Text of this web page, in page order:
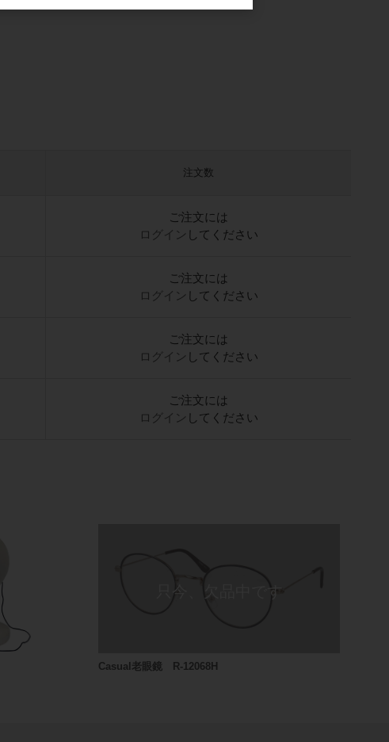
注文数
ご注文には
ログイン してください
ご注文には
ログイン してください
ご注文には
ログイン してください
ご注文には
ログイン してください
Casual老眼鏡 R-12068H